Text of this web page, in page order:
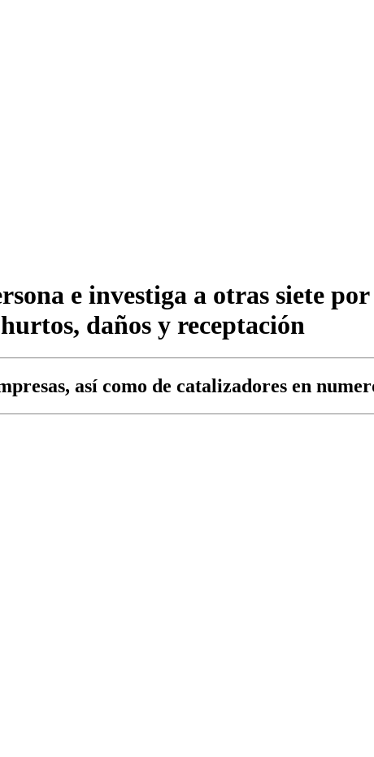
e investiga a otras siete
daños y receptación
así como de catalizadores en